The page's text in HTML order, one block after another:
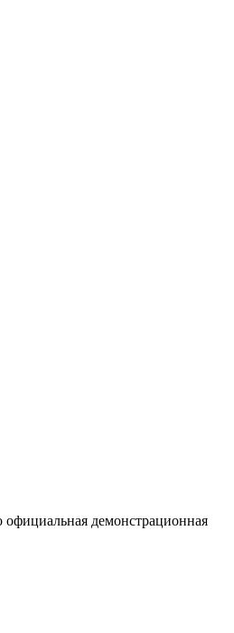
демонстрационная